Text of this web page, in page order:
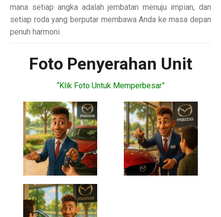
mana setiap angka adalah jembatan menuju impian, dan
setiap roda yang berputar membawa Anda ke masa depan
penuh harmoni.
Foto Penyerahan Unit
“Klik Foto Untuk Memperbesar”